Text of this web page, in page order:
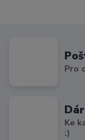
Pro
Ke
:)